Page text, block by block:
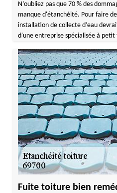
N’oubliez pas que 70 % des
manque d'étanchéité. Pour faire
installation de collecte d’eau
d'une entreprise spécialisée à petit
Fuite toiture bien